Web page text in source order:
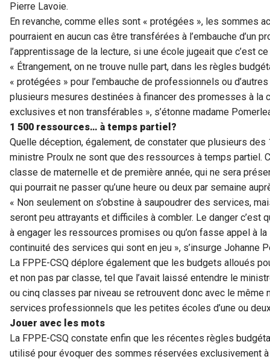
Pierre Lavoie.
En revanche, comme elles sont « protégées », les sommes
pourraient en aucun cas être transférées à l’embauche d’un
l’apprentissage de la lecture, si une école jugeait que c’est
« Étrangement, on ne trouve nulle part, dans les règles
« protégées » pour l’embauche de professionnels ou
plusieurs mesures destinées à financer des promesses à la
exclusives et non transférables », s’étonne madame
1 500 ressources… à temps partiel?
Quelle déception, également, de constater que plusieurs
ministre Proulx ne sont que des ressources à temps partiel.
classe de maternelle et de première année, qui ne sera
qui pourrait ne passer qu’une heure ou deux par semaine
« Non seulement on s’obstine à saupoudrer des services,
seront peu attrayants et difficiles à combler. Le danger c’est
à engager les ressources promises ou qu’on fasse appel à
continuité des services qui sont en jeu », s’insurge Johanne
La FPPE-CSQ déplore également que les budgets alloués
et non pas par classe, tel que l’avait laissé entendre le
ou cinq classes par niveau se retrouvent donc avec le même
services professionnels que les petites écoles d’une ou
Jouer avec les mots
La FPPE-CSQ constate enfin que les récentes règles
utilisé pour évoquer des sommes réservées exclusivement à